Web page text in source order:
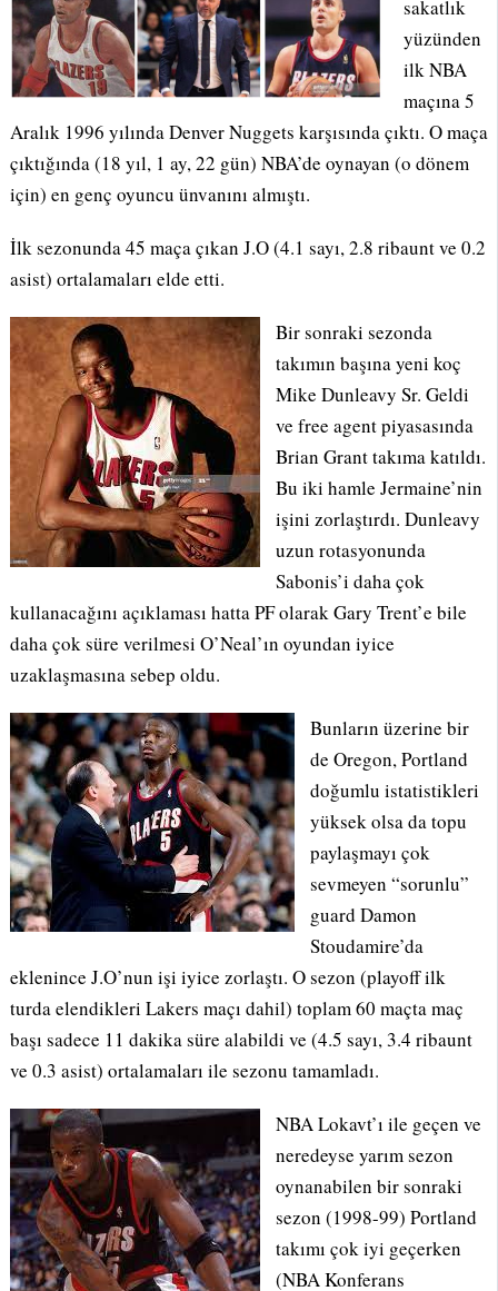
sakatlık
yüzünden
ilk NBA
maçına 5
Aralık 1996 yılında Denver Nuggets karşısında çıktı. O maça
çıktığında (18 yıl, 1 ay, 22 gün) NBA’de oynayan (o dönem
için) en genç oyuncu ünvanını almıştı.
İlk sezonunda 45 maça çıkan J.O (4.1 sayı, 2.8 ribaunt ve 0.2
asist) ortalamaları elde etti.
Bir sonraki sezonda
takımın başına yeni koç
Mike Dunleavy Sr. Geldi
ve free agent piyasasında
Brian Grant takıma katıldı.
Bu iki hamle Jermaine’nin
işini zorlaştırdı. Dunleavy
uzun rotasyonunda
Sabonis’i daha çok
kullanacağını açıklaması hatta PF olarak Gary Trent’e bile
daha çok süre verilmesi O’Neal’ın oyundan iyice
uzaklaşmasına sebep oldu.
Bunların üzerine bir
de Oregon, Portland
doğumlu istatistikleri
yüksek olsa da topu
paylaşmayı çok
sevmeyen “sorunlu”
guard Damon
Stoudamire’da
eklenince J.O’nun işi iyice zorlaştı. O sezon (playoff ilk
turda elendikleri Lakers maçı dahil) toplam 60 maçta maç
başı sadece 11 dakika süre alabildi ve (4.5 sayı, 3.4 ribaunt
ve 0.3 asist) ortalamaları ile sezonu tamamladı.
NBA Lokavt’ı ile geçen ve
neredeyse yarım sezon
oynanabilen bir sonraki
sezon (1998-99) Portland
takımı çok iyi geçerken
(NBA Konferans